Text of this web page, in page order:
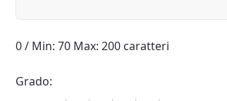
0 / Min: 70 Max: 200 caratteri
Grado: